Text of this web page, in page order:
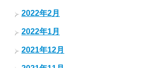
2022年2月
2022年1月
2021年12月